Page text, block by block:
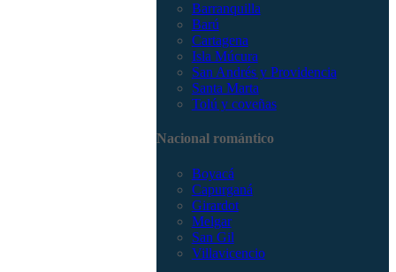
Barranquilla
Barú
Cartagena
Isla Múcura
San Andrés y Providencia
Santa Marta
Tolú y coveñas
Nacional romántico
Boyacá
Capurganá
Girardot
Melgar
San Gil
Villavicencio